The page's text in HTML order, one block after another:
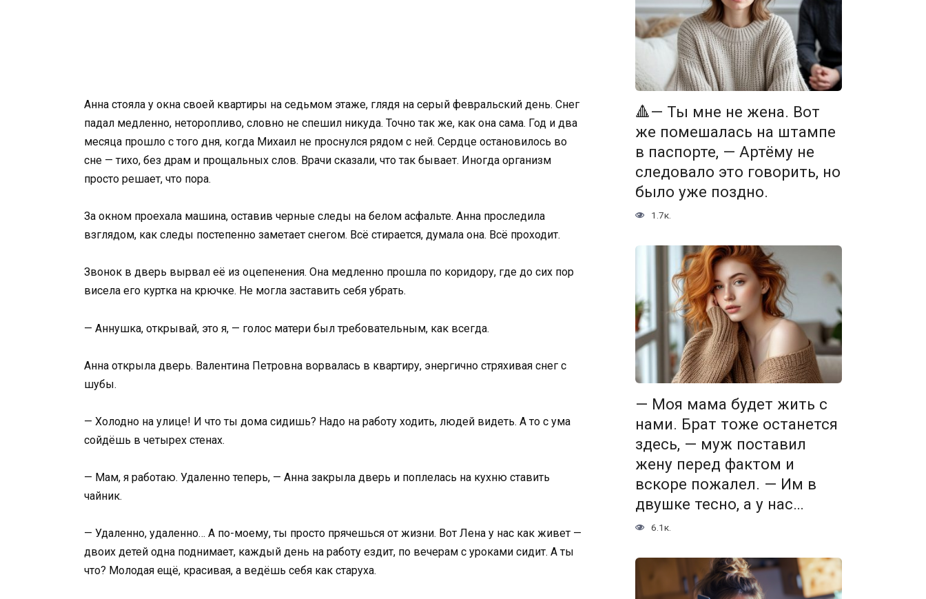
Анна стояла у окна своей квартиры на седьмом этаже, глядя на серый февральский день. Снег
падал медленно, неторопливо, словно не спешил никуда. Точно так же, как она сама. Год и два
месяца прошло с того дня, когда Михаил не проснулся рядом с ней. Сердце остановилось во
сне — тихо, без драм и прощальных слов. Врачи сказали, что так бывает. Иногда организм
просто решает, что пора.
За окном проехала машина, оставив черные следы на белом асфальте. Анна проследила
взглядом, как следы постепенно заметает снегом. Всё стирается, думала она. Всё проходит.
Звонок в дверь вырвал её из оцепенения. Она медленно прошла по коридору, где до сих пор
висела его куртка на крючке. Не могла заставить себя убрать.
— Аннушка, открывай, это я, — голос матери был требовательным, как всегда.
Анна открыла дверь. Валентина Петровна ворвалась в квартиру, энергично стряхивая снег с
шубы.
— Холодно на улице! И что ты дома сидишь? Надо на работу ходить, людей видеть. А то с ума
сойдёшь в четырех стенах.
— Мам, я работаю. Удаленно теперь, — Анна закрыла дверь и поплелась на кухню ставить
чайник.
— Удаленно, удаленно… А по-моему, ты просто прячешься от жизни. Вот Лена у нас как живет —
двоих детей одна поднимает, каждый день на работу ездит, по вечерам с уроками сидит. А ты
что? Молодая ещё, красивая, а ведёшь себя как старуха.
🔺— Ты мне не жена. Вот
же помешалась на штампе
в паспорте, — Артёму не
следовало это говорить, но
было уже поздно.
1.7к.
— Моя мама будет жить с
нами. Брат тоже останется
здесь, — муж поставил
жену перед фактом и
вскоре пожалел. — Им в
двушке тесно, а у нас…
6.1к.